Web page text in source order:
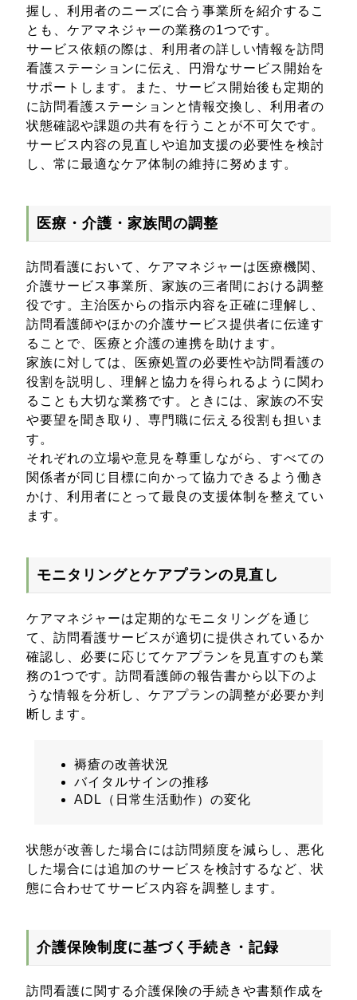
握し、利用者のニーズに合う事業所を紹介するこ
とも、ケアマネジャーの業務の1つです。
サービス依頼の際は、利用者の詳しい情報を訪問
看護ステーションに伝え、円滑なサービス開始を
サポートします。また、サービス開始後も定期的
に訪問看護ステーションと情報交換し、利用者の
状態確認や課題の共有を行うことが不可欠です。
サービス内容の見直しや追加支援の必要性を検討
し、常に最適なケア体制の維持に努めます。
医療・介護・家族間の調整
訪問看護において、ケアマネジャーは医療機関、
介護サービス事業所、家族の三者間における調整
役です。主治医からの指示内容を正確に理解し、
訪問看護師やほかの介護サービス提供者に伝達す
ることで、医療と介護の連携を助けます。
家族に対しては、医療処置の必要性や訪問看護の
役割を説明し、理解と協力を得られるように関わ
ることも大切な業務です。ときには、家族の不安
や要望を聞き取り、専門職に伝える役割も担いま
す。
それぞれの立場や意見を尊重しながら、すべての
関係者が同じ目標に向かって協力できるよう働き
かけ、利用者にとって最良の支援体制を整えてい
ます。
モニタリングとケアプランの見直し
ケアマネジャーは定期的なモニタリングを通じ
て、訪問看護サービスが適切に提供されているか
確認し、必要に応じてケアプランを見直すのも業
務の1つです。訪問看護師の報告書から以下のよ
うな情報を分析し、ケアプランの調整が必要か判
断します。
褥瘡の改善状況
バイタルサインの推移
ADL（日常生活動作）の変化
状態が改善した場合には訪問頻度を減らし、悪化
した場合には追加のサービスを検討するなど、状
態に合わせてサービス内容を調整します。
介護保険制度に基づく手続き・記録
訪問看護に関する介護保険の手続きや書類作成を